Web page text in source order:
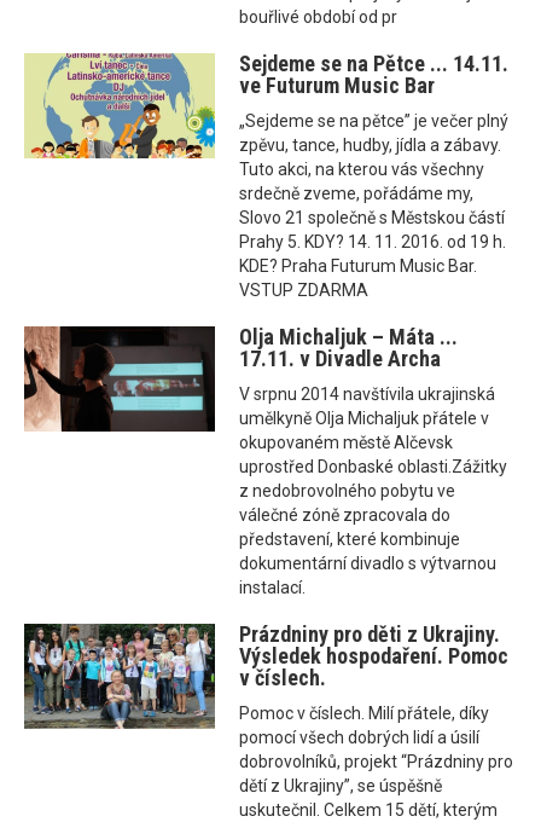
bouřlivé období od pr
Sejdeme se na Pětce ... 14.11.
ve Futurum Music Bar
„Sejdeme se na pětce” je večer plný
zpěvu, tance, hudby, jídla a zábavy.
Tuto akci, na kterou vás všechny
srdečně zveme, pořádáme my,
Slovo 21 společně s Městskou částí
Prahy 5. KDY? 14. 11. 2016. od 19 h.
KDE? Praha Futurum Music Bar.
VSTUP ZDARMA
Olja Michaljuk – Máta ...
17.11. v Divadle Archa
V srpnu 2014 navštívila ukrajinská
umělkyně Olja Michaljuk přátele v
okupovaném městě Alčevsk
uprostřed Donbaské oblasti.Zážitky
z nedobrovolného pobytu ve
válečné zóně zpracovala do
představení, které kombinuje
dokumentární divadlo s výtvarnou
instalací.
Prázdniny pro děti z Ukrajiny.
Výsledek hospodaření. Pomoc
v číslech.
Pomoc v číslech. Milí přátele, díky
pomocí všech dobrých lidí a úsilí
dobrovolníků, projekt “Prázdniny pro
dětí z Ukrajiny”, se úspěšně
uskutečnil. Celkem 15 dětí, kterým